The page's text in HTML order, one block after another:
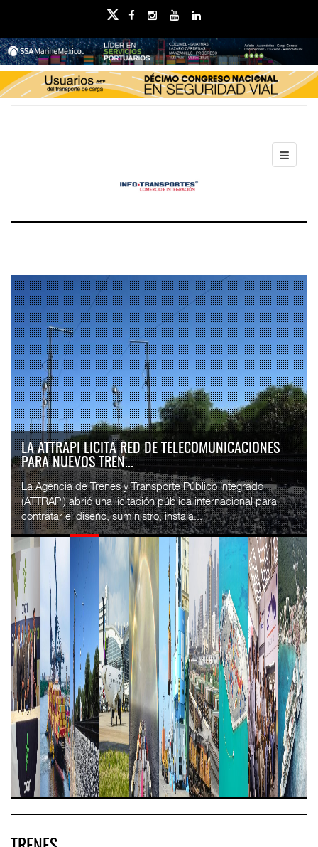
LA ATTRAPI LICITA RED DE TELECOMUNICACIONES
PARA NUEVOS TREN...
La Agencia de Trenes y Transporte Público Integrado
(ATTRAPI) abrió una licitación pública internacional para
contratar el diseño, suministro, instala...